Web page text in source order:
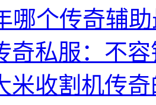
哪个传奇辅
奇私服：不
米收割机传